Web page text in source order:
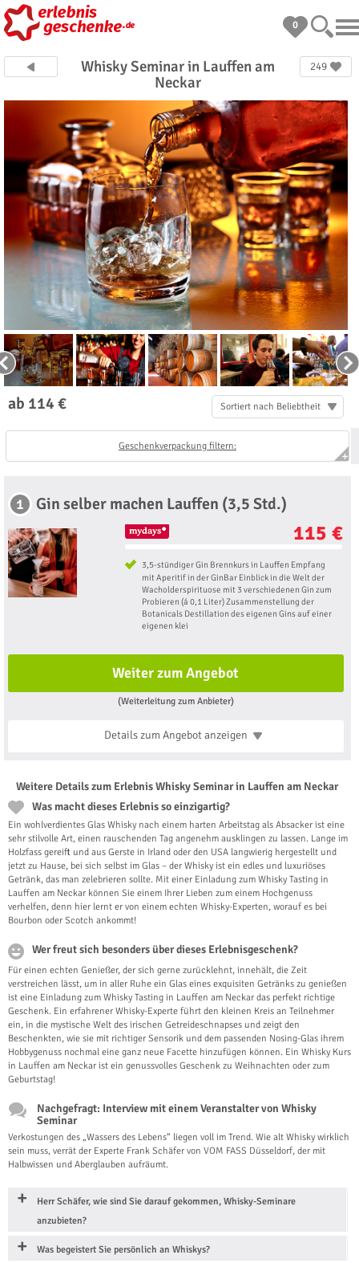
0
Whisky Seminar in Lauffen am
Neckar
249
ab 114 € Sortiert nach Beliebtheit
Geschenkverpackung filtern:
1 Gin selber machen Lauffen (3,5 Std.)
115 €
3,5-stündiger Gin Brennkurs in Lauffen Empfang
mit Aperitif in der GinBar Einblick in die Welt der
Wacholderspirituose mit 3 verschiedenen Gin zum
Probieren (á 0,1 Liter) Zusammenstellung der
Botanicals Destillation des eigenen Gins auf einer
eigenen klei
Weiter zum Angebot
(Weiterleitung zum Anbieter)
Details zum Angebotanzeigen
Weitere Details zum Erlebnis Whisky Seminar in Lauffen am Neckar
Was macht dieses Erlebnis so einzigartig?
Ein wohlverdientes Glas Whisky nach einem harten Arbeitstag als Absacker ist eine
sehr stilvolle Art, einen rauschenden Tag angenehm ausklingen zu lassen. Lange im
Holzfass gereift und aus Gerste in Irland oder den USA langwierig hergestellt und
jetzt zu Hause, bei sich selbst im Glas – der Whisky ist ein edles und luxuriöses
Getränk, das man zelebrieren sollte. Mit einer Einladung zum Whisky Tasting in
Lauffen am Neckar können Sie einem Ihrer Lieben zum einem Hochgenuss
verhelfen, denn hier lernt er von einem echten Whisky-Experten, worauf es bei
Bourbon oder Scotch ankommt!
Wer freut sich besonders über dieses Erlebnisgeschenk?
Für einen echten Genießer, der sich gerne zurücklehnt, innehält, die Zeit
verstreichen lässt, um in aller Ruhe ein Glas eines exquisiten Getränks zu genießen
ist eine Einladung zum Whisky Tasting in Lauffen am Neckar das perfekt richtige
Geschenk. Ein erfahrener Whisky-Experte führt den kleinen Kreis an Teilnehmer
ein, in die mystische Welt des irischen Getreideschnapses und zeigt den
Beschenkten, wie sie mit richtiger Sensorik und dem passenden Nosing-Glas ihrem
Hobbygenuss nochmal eine ganz neue Facette hinzufügen können. Ein Whisky Kurs
in Lauffen am Neckar ist ein genussvolles Geschenk zu Weihnachten oder zum
Geburtstag!
Nachgefragt: Interview mit einem Veranstalter von Whisky
Seminar
Verkostungen des „Wassers des Lebens“ liegen voll im Trend. Wie alt Whisky wirklich
sein muss, verrät der Experte Frank Schäfer von VOM FASS Düsseldorf, der mit
Halbwissen und Aberglauben aufräumt.
Herr Schäfer, wie sind Sie darauf gekommen, Whisky-Seminare
anzubieten?
Was begeistert Sie persönlich an Whiskys?